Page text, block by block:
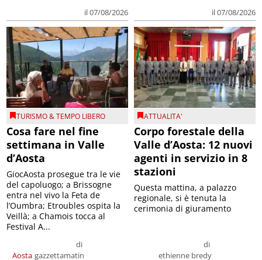
il 07/08/2026 il 07/08/2026
TURISMO & TEMPO LIBERO
Cosa fare nel fine
settimana in Valle
d’Aosta
Aosta
di
gazzettamatin
GiocAosta prosegue tra le vie
del capoluogo; a Brissogne
entra nel vivo la Feta de
l’Oumbra; Etroubles ospita la
Veillà; a Chamois tocca al
Festival A...
ATTUALITA'
Corpo forestale della
Valle d’Aosta: 12 nuovi
agenti in servizio in 8
stazioni
di
ethienne bredy
Questa mattina, a palazzo
regionale, si è tenuta la
cerimonia di giuramento